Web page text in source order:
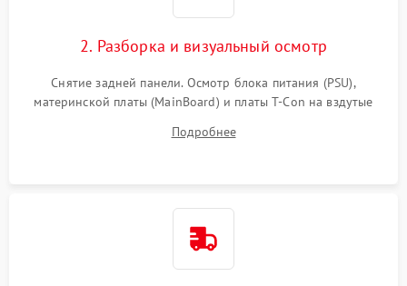
2. Разборка и визуальный осмотр
Снятие задней панели. Осмотр блока питания (PSU),
материнской платы (MainBoard) и платы T-Con на вздутые
Проверка надежности фиксации и целостности шлейфов.
Подробнее